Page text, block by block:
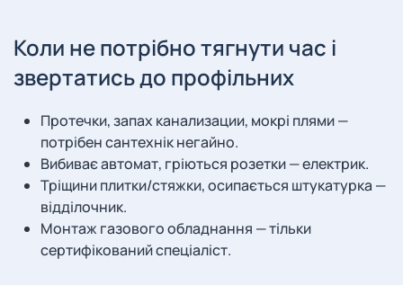
Коли не потрібно тягнути час і
звертатись до профільних
Протечки, запах канализации, мокрі плями —
потрібен сантехнік негайно.
Вибиває автомат, гріються розетки — електрик.
Тріщини плитки/стяжки, осипається штукатурка —
відділочник.
Монтаж газового обладнання — тільки
сертифікований спеціаліст.